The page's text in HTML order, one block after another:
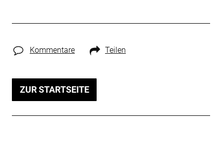
Kommentare Teilen
ZUR STARTSEITE